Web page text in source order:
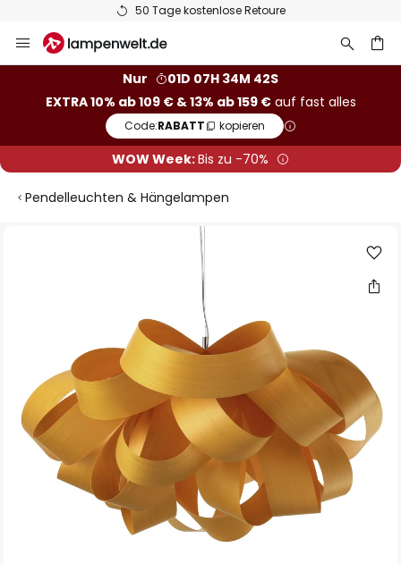
50 Tage kostenlose Retoure
Inhalt
Nur
01D 07H 34M 41S
EXTRA 10% ab 109 € & 13% ab 159 €auf fast alles
Code:RABATT kopieren
WOW Week:Bis zu -70%
Pendelleuchten & Hängelampen